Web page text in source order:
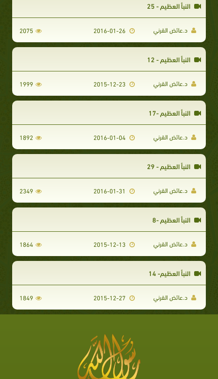
النبأ العظيم - 25
د.عائض القرني 2016-01-26
2075
النبأ العظيم - 12
د.عائض القرني 2015-12-23
1999
النبأ العظيم -17
د.عائض القرني 2016-01-04
1892
النبأ العظيم - 29
د.عائض القرني 2349
النبأ العظيم -8
د.عائض القرني 2015-12-13
1864
النبأ العظيم- 14
د.عائض القرني 1849